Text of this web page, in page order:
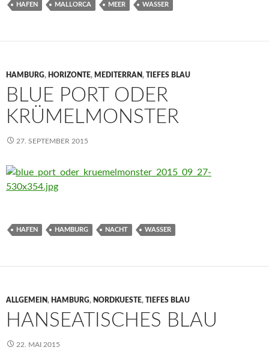
HAFEN MALLORCA MEER WASSER
HAMBURG, HORIZONTE, MEDITERRAN, TIEFES BLAU
BLUE PORT ODER
KRÜMELMONSTER
27. SEPTEMBER 2015
HAFEN HAMBURG NACHT WASSER
ALLGEMEIN, HAMBURG, NORDKUESTE, TIEFES BLAU
HANSEATISCHES BLAU
22. MAI 2015